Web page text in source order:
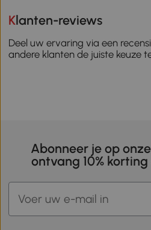
Klanten-reviews
Deel uw ervaring via een
andere klanten de juiste keuze
Abonneer je op
ontvang 10%